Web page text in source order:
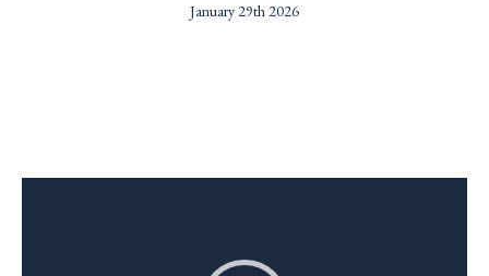
RECRUIT
January 29th 2026